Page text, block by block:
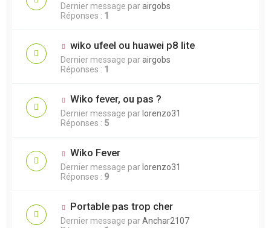
Dernier message parairgobs
Réponses : 1
wiko ufeel ou huawei p8 lite
Dernier message parairgobs
Réponses : 1
Wiko fever, ou pas ?
Dernier message par lorenzo31
Réponses : 5
Wiko Fever
Dernier message par lorenzo31
Réponses : 9
Portable pas trop cher
Dernier message parAnchar2107